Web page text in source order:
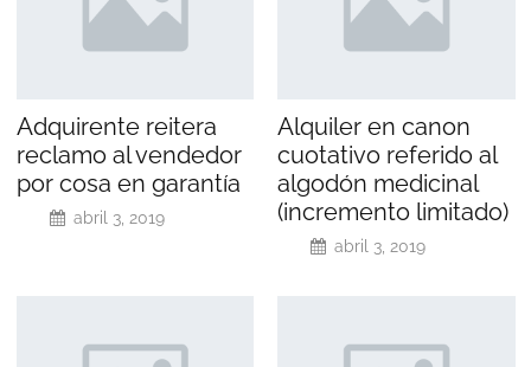
Adquirente reitera
reclamo al vendedor
por cosa en garantía
abril 3, 2019
Alquiler en canon
cuotativo referido al
algodón medicinal
(incremento limitado)
abril 3, 2019